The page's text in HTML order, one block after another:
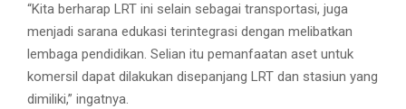
“Kita berharap LRT ini selain sebagai transportasi, juga
menjadi sarana edukasi terintegrasi dengan melibatkan
lembaga pendidikan. Selian itu pemanfaatan aset untuk
komersil dapat dilakukan disepanjang LRT dan stasiun yang
dimiliki,” ingatnya.